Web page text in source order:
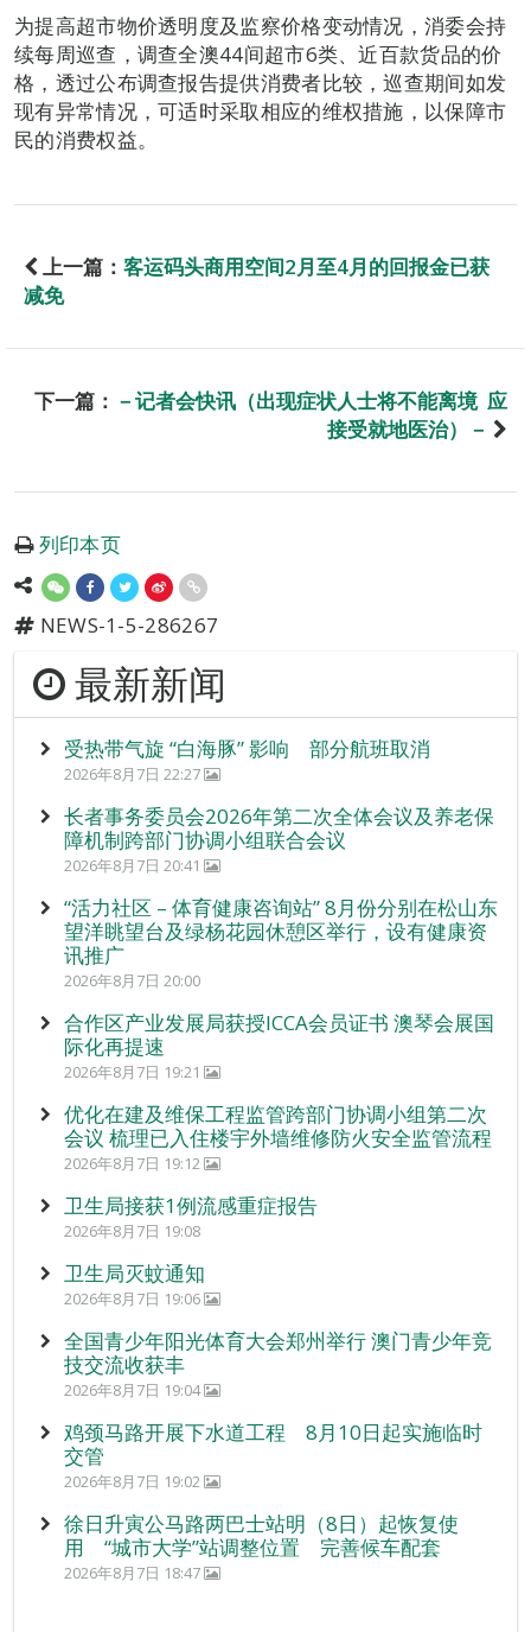
为提高超市物价透明度及监察价格变动情况，消委会持
续每周巡查，调查全澳44间超市6类、近百款货品的价
格，透过公布调查报告提供消费者比较，巡查期间如发
现有异常情况，可适时采取相应的维权措施，以保障市
民的消费权益。
上一篇： 客运码头商用空间2月至4月的回报金已获
减免
下一篇： －记者会快讯（出现症状人士将不能离境 应
接受就地医治）－
列印本页
NEWS-1-5-286267
最新新闻
受热带气旋 “白海豚” 影响 部分航班取消
2026年8月7日 22:27
长者事务委员会2026年第二次全体会议及养老保
障机制跨部门协调小组联合会议
2026年8月7日 20:41
“活力社区 – 体育健康咨询站” 8月份分别在松山东
望洋眺望台及绿杨花园休憩区举行，设有健康资
讯推广
2026年8月7日 20:00
合作区产业发展局获授ICCA会员证书 澳琴会展国
际化再提速
2026年8月7日 19:21
优化在建及维保工程监管跨部门协调小组第二次
会议 梳理已入住楼宇外墙维修防火安全监管流程
2026年8月7日 19:12
卫生局接获1例流感重症报告
2026年8月7日 19:08
卫生局灭蚊通知
2026年8月7日 19:06
全国青少年阳光体育大会郑州举行 澳门青少年竞
技交流收获丰
2026年8月7日 19:04
鸡颈马路开展下水道工程 8月10日起实施临时
交管
2026年8月7日 19:02
徐日升寅公马路两巴士站明（8日）起恢复使
用 “城市大学”站调整位置 完善候车配套
2026年8月7日 18:47